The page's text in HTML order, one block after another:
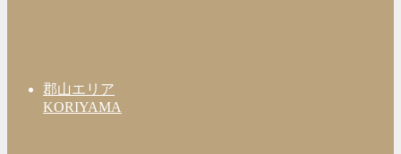
郡山エリア
KORIYAMA